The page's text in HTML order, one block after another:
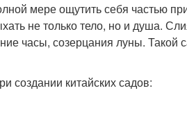
мере ощутить себя частью
не только тело, но и душа.
часы, созерцания луны. Такой
создании китайских садов: